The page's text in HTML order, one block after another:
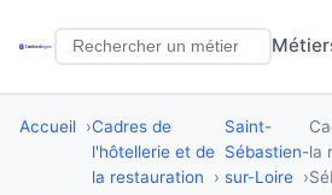
Accueil
Cadres de
l'hôtellerie et de
la restauration
Saint-
Sébastien-
sur-Loire
la